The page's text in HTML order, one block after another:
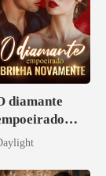
diamante